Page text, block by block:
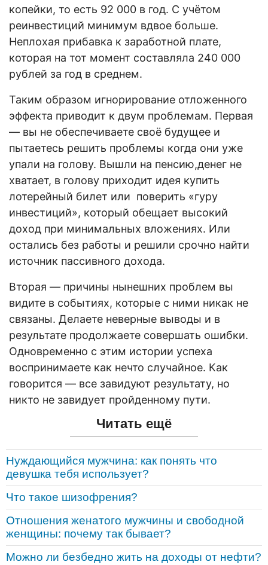
копейки, то есть 92 000 в год. С учётом
реинвестиций минимум вдвое больше.
Неплохая прибавка к заработной плате,
которая на тот момент составляла 240 000
рублей за год в среднем.
Таким образом игнорирование отложенного
эффекта приводит к двум проблемам. Первая
— вы не обеспечиваете своё будущее и
пытаетесь решить проблемы когда они уже
упали на голову. Вышли на пенсию,денег не
хватает, в голову приходит идея купить
лотерейный билет или поверить «гуру
инвестиций», который обещает высокий
доход при минимальных вложениях. Или
остались без работы и решили срочно найти
источник пассивного дохода.
Вторая — причины нынешних проблем вы
видите в событиях, которые с ними никак не
связаны. Делаете неверные выводы и в
результате продолжаете совершать ошибки.
Одновременно с этим истории успеха
воспринимаете как нечто случайное. Как
говорится — все завидуют результату, но
никто не завидует пройденному пути.
Читать ещё
Нуждающийся мужчина: как понять что
девушка тебя использует?
Что такое шизофрения?
Отношения женатого мужчины и свободной
женщины: почему так бывает?
Можно ли безбедно жить на доходы от нефти?